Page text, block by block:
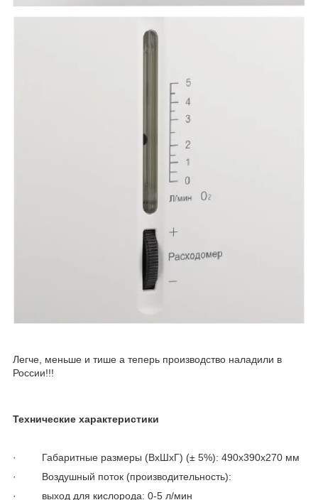
Легче, меньше и тише а теперь производство наладили в
России!!!
Технические характеристики
· Габаритные размеры (ВхШхГ) (± 5%): 490х390х270 мм
· Воздушный поток (производительность):
· выход для кислорода: 0-5 л/мин